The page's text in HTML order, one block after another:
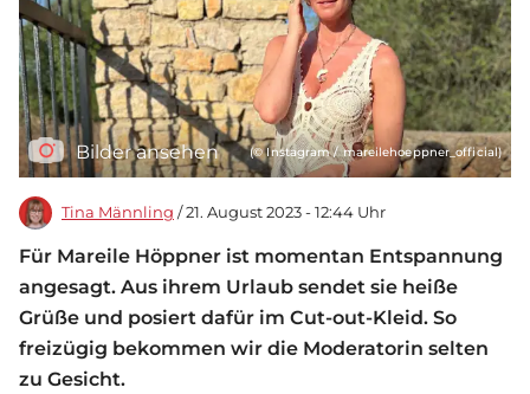
Bilder ansehen (© Instagram / mareilehoeppner_official)
Tina Männling / 21. August 2023 - 12:44 Uhr
Für Mareile Höppner ist momentan Entspannung
angesagt. Aus ihrem Urlaub sendet sie heiße
Grüße und posiert dafür im Cut-out-Kleid. So
freizügig bekommen wir die Moderatorin selten
zu Gesicht.